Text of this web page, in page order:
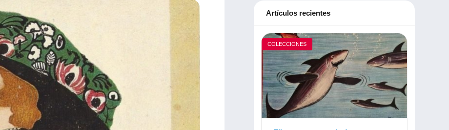
Artículos recientes
COLECCIONES